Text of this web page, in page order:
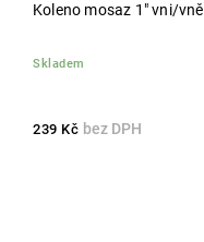
Koleno mosaz 1" vni/vně
Skladem
239 Kč